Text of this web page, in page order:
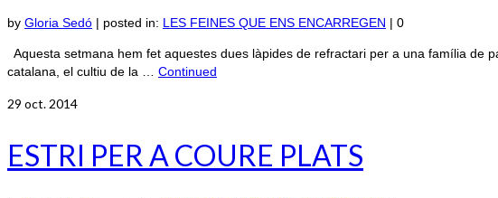
by Gloria Sedó | posted in: LES FEINES QUE ENS ENCARREGEN | 0
Aquesta setmana hem fet aquestes dues làpides de refractari per a una família
catalana, el cultiu de la … Continued
29 oct. 2014
ESTRI PER A COURE PLATS